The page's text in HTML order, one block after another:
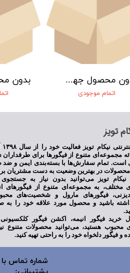
بدون محصول جهت نمایش
اتمام موجودی
تویز
مجموعه‌ای متنوع از فیگورها برای طرفداران
است. تمام سفارش‌ها با بسته‌بندی ایمن و ضد
در بهترین وضعیت به دست مشتریان
نیکام تویز می‌توانید بدون نیاز به
مختلف، به مجموعه‌ای متنوع از فیگورهای
فیگورهای مارول و شخصیت‌های
باشید و محصول مورد علاقه خود را به
خرید فیگور انیمه، اکشن فیگور
هستید، می‌توانید محصولات متنوع
و فیگور دلخواه خود را به راحتی تهیه کنید.
شماره تماس با